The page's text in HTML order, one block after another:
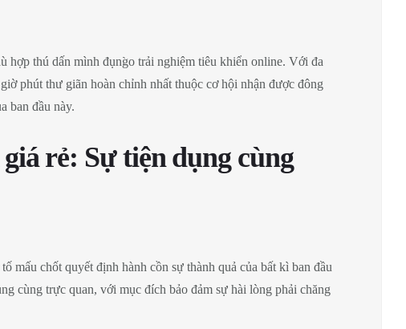
hợp thú dấn mình đụng̀o trải nghiệm tiêu khiển online. Với đa
phút thư giãn hoàn chỉnh nhất thuộc cơ hội nhận được đông
ban đầu này.
rẻ: Sự tiện dụng cùng
mấu chốt quyết định hành cồn sự thành quả của bất kì ban đầu
cùng trực quan, với mục đích bảo đảm sự hài lòng phải chăng